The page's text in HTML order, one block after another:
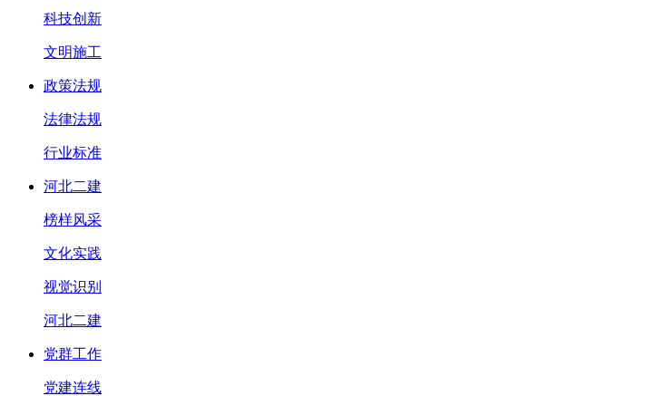
科技创新
文明施工
政策法规
法律法规
行业标准
河北二建
榜样风采
文化实践
视觉识别
河北二建
党群工作
党建连线